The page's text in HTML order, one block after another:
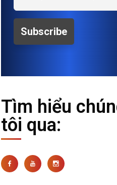
Tìm hiểu
tôi qua: